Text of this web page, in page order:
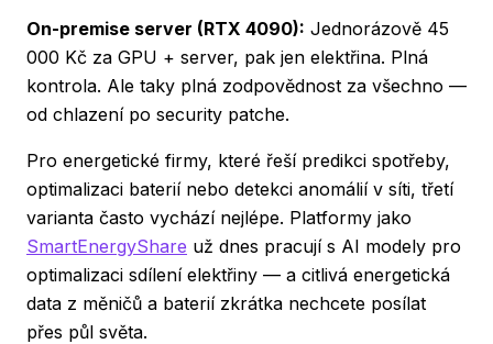
On-premise server (RTX 4090): Jednorázově 45
000 Kč za GPU + server, pak jen elektřina. Plná
kontrola. Ale taky plná zodpovědnost za všechno —
od chlazení po security patche.
Pro energetické firmy, které řeší predikci spotřeby,
optimalizaci baterií nebo detekci anomálií v síti, třetí
varianta často vychází nejlépe. Platformy jako
SmartEnergyShare už dnes pracují s AI modely pro
optimalizaci sdílení elektřiny — a citlivá energetická
data z měničů a baterií zkrátka nechcete posílat
přes půl světa.